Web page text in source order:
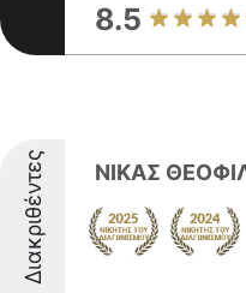
8.5
Διακριθέντες ΝΙΚΑΣ